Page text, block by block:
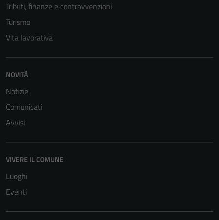
Tributi, finanze e contravvenzioni
Turismo
Vita lavorativa
NOVITÀ
Notizie
Comunicati
Avvisi
VIVERE IL COMUNE
Luoghi
Eventi
per il